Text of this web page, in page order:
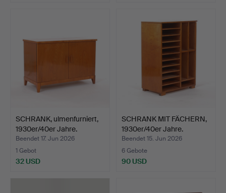
SCHRANK, ulmenfurniert,
1930er/40er Jahre.
Beendet 17. Jun 2026
1 Gebot
32 USD
SCHRANK MIT FÄCHERN,
1930er/40er Jahre.
Beendet 15. Jun 2026
6 Gebote
90 USD